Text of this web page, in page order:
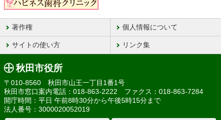
著作権 個人情報について
サイトの使い方 リンク集
秋田市役所
〒010-8560 秋田市山王一丁目1番1号
秋田市窓口案内電話：018-863-2222 ファクス：018-863-7284
開庁時間：平日 午前8時30分から午後5時15分まで
法人番号：3000020052019